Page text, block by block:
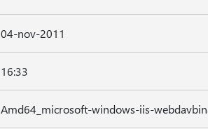
04-nov-2011
16:33
Amd64_microsoft-windows-iis-